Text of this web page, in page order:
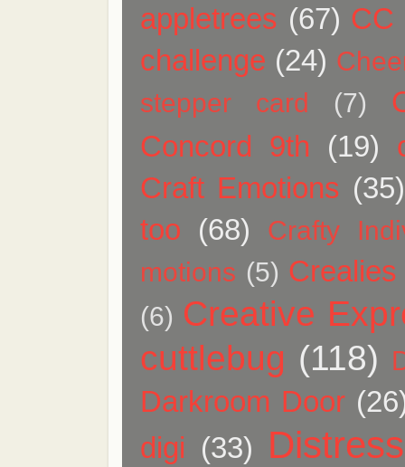
appletrees (67) CC
challenge (24)
stepper card
(7)
Concord 9th (19)
Craft Emotions (35)
too (68)
Crafty
motions (5) Crealies
(6) Creative
cuttlebug (118)
Darkroom Door
digi (33)